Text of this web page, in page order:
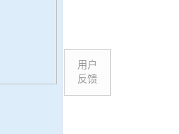
用户
反馈